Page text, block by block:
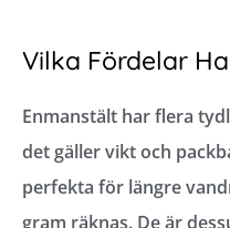
Vilka Fördelar
Enmanstält har flera
det gäller vikt och
perfekta för längre
gram räknas. De är